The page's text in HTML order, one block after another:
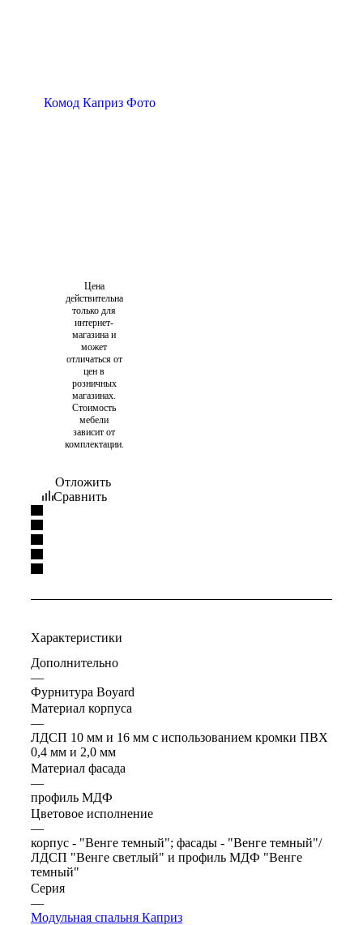
Цена
действительна
только для
интернет-
магазина и
может
отличаться от
цен в
розничных
магазинах.
Стоимость
мебели
зависит от
комплектации.
Отложить
Сравнить
Характеристики
Дополнительно
—
Фурнитура Boyard
Материал корпуса
—
ЛДСП 10 мм и 16 мм с использованием кромки ПВХ
0,4 мм и 2,0 мм
Материал фасада
—
профиль МДФ
Цветовое исполнение
—
корпус - "Венге темный"; фасады - "Венге темный"/
ЛДСП "Венге светлый" и профиль МДФ "Венге
темный"
Серия
—
Модульная спальня Каприз